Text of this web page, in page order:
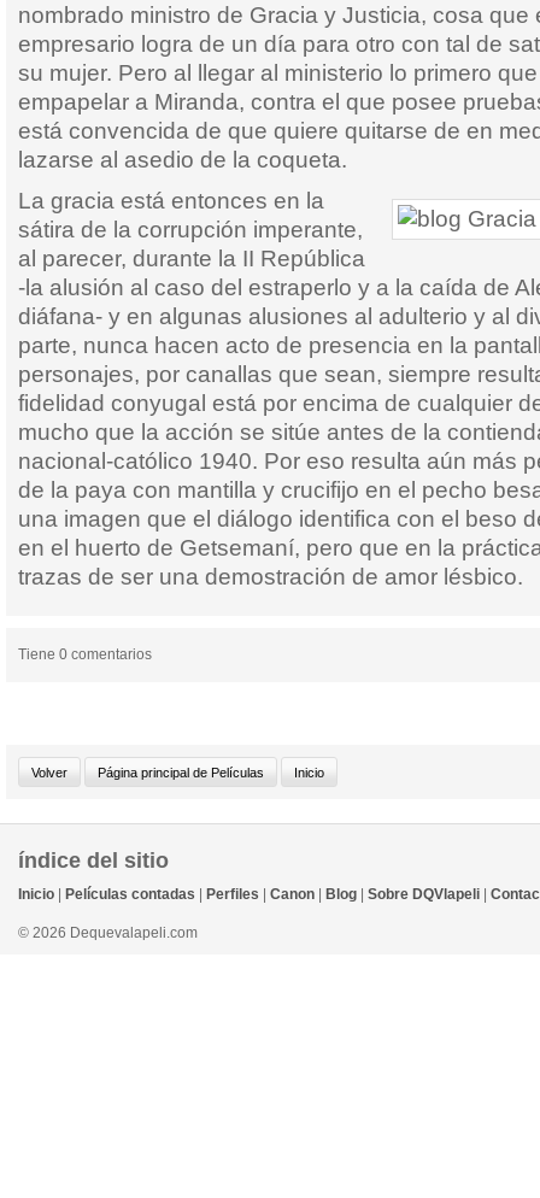
nombrado ministro de Gracia y Justicia, cosa que
empresario logra de un día para otro con tal de
su mujer. Pero al llegar al ministerio lo primero
empapelar a Miranda, contra el que posee
está convencida de que quiere quitarse de en
lazarse al asedio de la coqueta.
La gracia está entonces en la
sátira de la corrupción imperante,
al parecer, durante la II República
-la alusión al caso del estraperlo y a la caída de
diáfana- y en algunas alusiones al adulterio y al
parte, nunca hacen acto de presencia en la
personajes, por canallas que sean, siempre
fidelidad conyugal está por encima de cualquier
mucho que la acción se sitúe antes de la
nacional-católico 1940. Por eso resulta aún más
de la paya con mantilla y crucifijo en el pecho
una imagen que el diálogo identifica con el beso
en el huerto de Getsemaní, pero que en la
trazas de ser una demostración de amor lésbico.
Tiene 0 comentarios
índice del sitio
Inicio Películas contadas Perfiles Canon Blog Sobre DQVlapeli
© 2026 Dequevalapeli.com